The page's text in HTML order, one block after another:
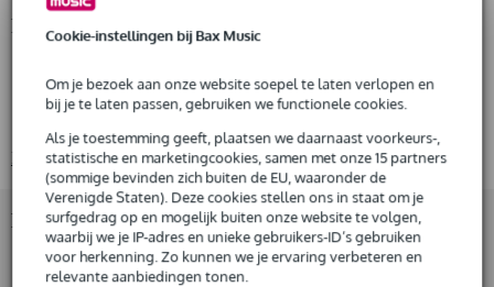
Cookie-instellingen bij Bax Music
Om je bezoek aan onze website soepel te laten verlopen en
bij je te laten passen, gebruiken we functionele cookies.
Als je toestemming geeft, plaatsen we daarnaast voorkeurs-,
statistische en marketingcookies, samen met onze 15 partners
(sommige bevinden zich buiten de EU, waaronder de
Verenigde Staten). Deze cookies stellen ons in staat om je
surfgedrag op en mogelijk buiten onze website te volgen,
waarbij we je IP-adres en unieke gebruikers-ID’s gebruiken
voor herkenning. Zo kunnen we je ervaring verbeteren en
relevante aanbiedingen tonen.
Huur dit product al vanaf 55 euro per maand
€ 2.500,-
Gratisthuisbezorgd of op te halen in de winkel
Al na 4 maanden maandelijks opzegbaar
De mogelijkheid om je product(en) met korting te kopen
Snelle vervanging door Bax Music bij een defect
Huur dit product
Productinformatie
multicore speakerkabel
Bekijk alle productspecificaties
Bekijk ook eens (3)